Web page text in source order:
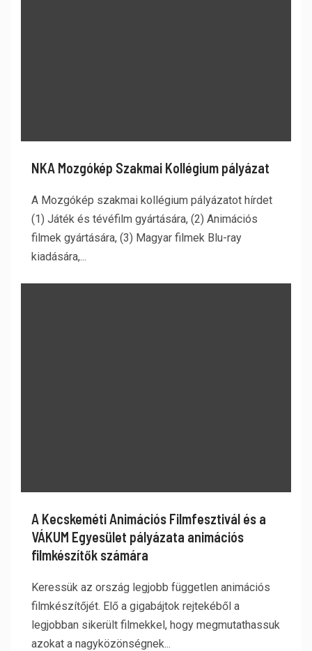
NKA Mozgókép Szakmai Kollégium pályázat
A Mozgókép szakmai kollégium pályázatot hírdet
(1) Játék és tévéfilm gyártására, (2) Animációs
filmek gyártására, (3) Magyar filmek Blu-ray
kiadására,...
A Kecskeméti Animációs Filmfesztivál és a
VÁKUM Egyesület pályázata animációs
filmkészítők számára
Keressük az ország legjobb független animációs
filmkészítőjét. Elő a gigabájtok rejtekéből a
legjobban sikerült filmekkel, hogy megmutathassuk
azokat a nagyközönségnek...